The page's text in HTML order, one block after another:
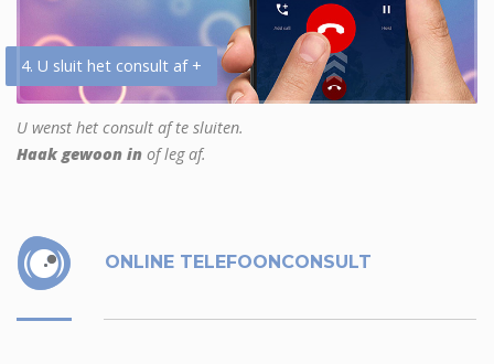
4. U sluit het consult af +
U wenst het consult af te sluiten.
Haak gewoon in of leg af.
ONLINE TELEFOONCONSULT